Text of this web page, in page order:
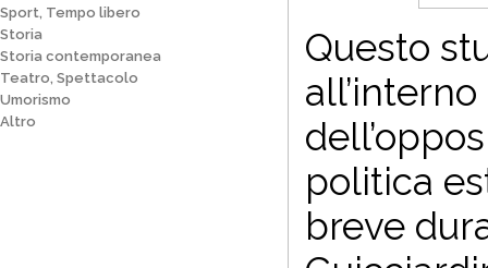
Sport, Tempo libero
Storia
Storia contemporanea
Teatro, Spettacolo
Umorismo
Altro
Questo
politica
breve